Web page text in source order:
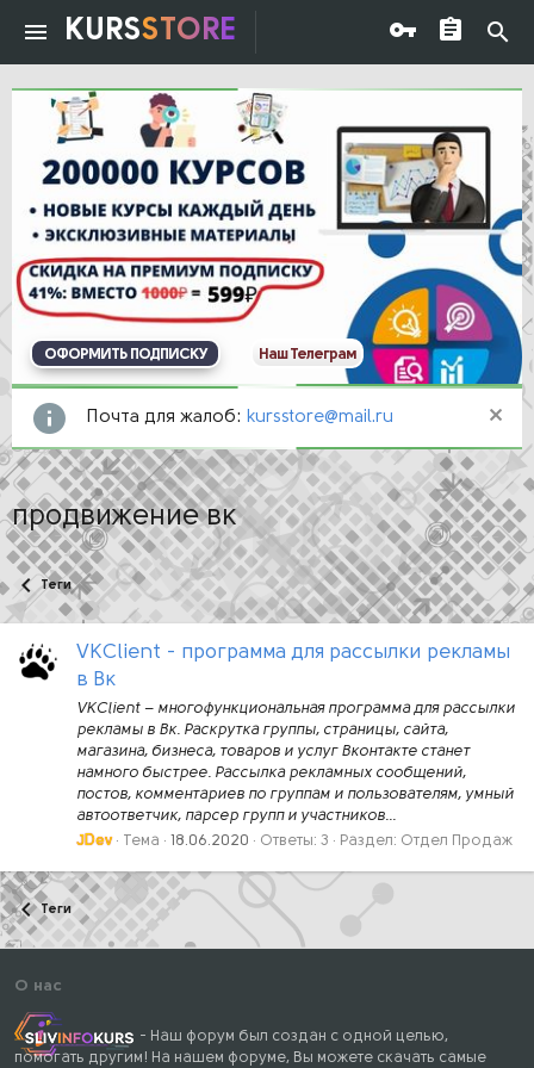
KURSSTORE
ОФОРМИТЬ ПОДПИСКУ Наш Телеграм
Почта для жалоб: kursstore@mail.ru
продвижение вк
Теги
VKClient - программа для рассылки рекламы
в Вк
VKClient – многофункциональная программа для рассылки
рекламы в Вк. Раскрутка группы, страницы, сайта,
магазина, бизнеса, товаров и услуг Вконтакте станет
намного быстрее. Рассылка рекламных сообщений,
постов, комментариев по группам и пользователям, умный
автоответчик, парсер групп и участников...
JDev
Тема 18.06.2020 Ответы: 3 Раздел: Отдел Продаж
Теги
О нас
- Наш форум был создан с одной целью,
помогать другим! На нашем форуме, Вы можете скачать самые